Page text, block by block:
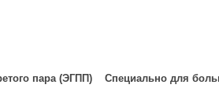
пара (ЭГПП) Специально для